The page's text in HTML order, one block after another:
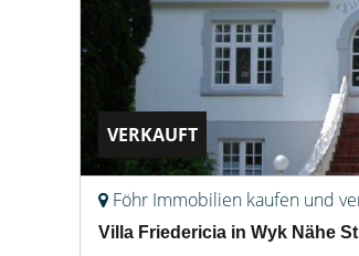
VERKAUFT
Föhr Immobilien kaufen und
Villa Friedericia in Wyk Nähe